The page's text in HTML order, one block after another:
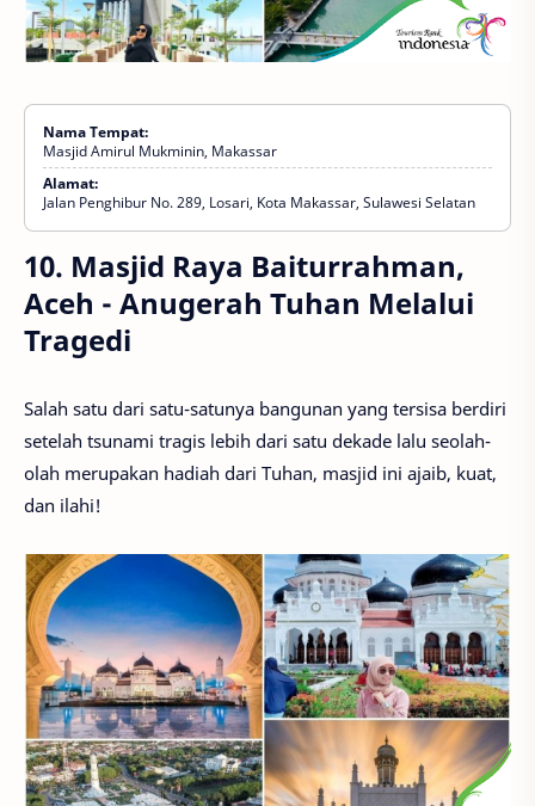
Nama Tempat:
Masjid Amirul Mukminin, Makassar
Alamat:
Jalan Penghibur No. 289, Losari, Kota Makassar, Sulawesi Selatan
10. Masjid Raya Baiturrahman,
Aceh - Anugerah Tuhan Melalui
Tragedi
Salah satu dari satu-satunya bangunan yang tersisa berdiri
setelah tsunami tragis lebih dari satu dekade lalu seolah-
olah merupakan hadiah dari Tuhan, masjid ini ajaib, kuat,
dan ilahi!